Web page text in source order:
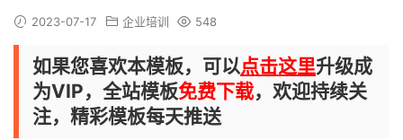
2023-07-17 企业培训 548
如果您喜欢本模板，可以点击这里升级成
为VIP，全站模板免费下载，欢迎持续关
注，精彩模板每天推送